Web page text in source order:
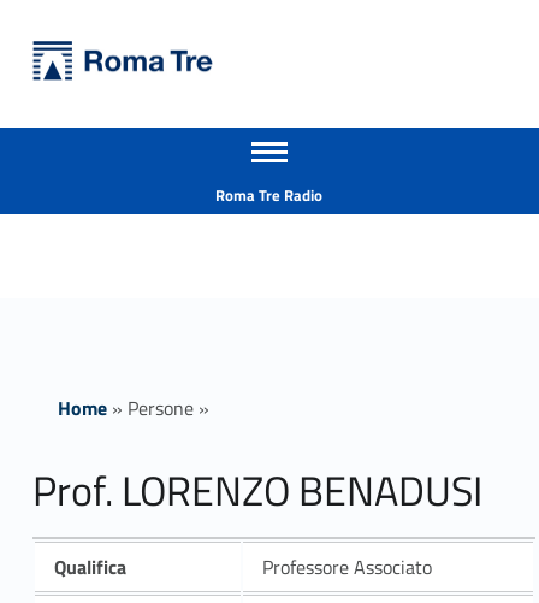
Prof. LORENZO BENADUSI - Università Roma Tre
Apri il menu secondario
Roma Tre Radio
Home» Persone»
Prof. LORENZO BENADUSI
Qualifica
Professore Associato